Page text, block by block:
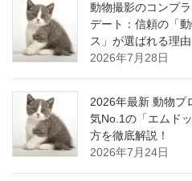
動物撮影のコンプ
デート：信頼の「
ス」が選ばれる理由
2026年7月28日
2026年最新 動物プ
気No.1の「エムド
方を徹底解説！
2026年7月24日